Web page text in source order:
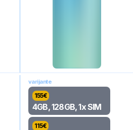
varijante
155€
4GB, 128GB, 1x SIM
115€